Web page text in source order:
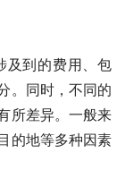
及到的费用、包
。同时，不同的
所差异。一般来
的地等多种因素